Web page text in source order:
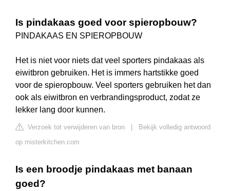
Is pindakaas goed voor spieropbouw?
PINDAKAAS EN SPIEROPBOUW
Het is niet voor niets dat veel sporters pindakaas als
eiwitbron gebruiken. Het is immers hartstikke goed
voor de spieropbouw. Veel sporters gebruiken het dan
ook als eiwitbron en verbrandingsproduct, zodat ze
lekker lang door kunnen.
Verzoek tot verwijderen van bron
Bekijk volledig antwoord
op misterkitchen.com
Is een broodje pindakaas met banaan
goed?